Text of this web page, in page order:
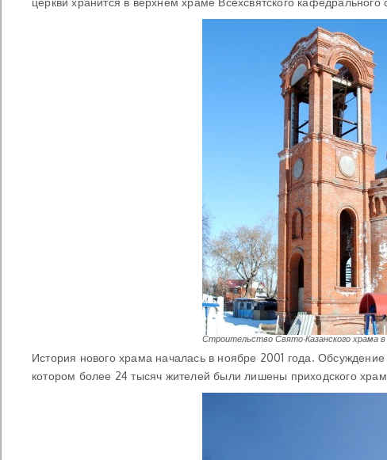
Строительство Свято-Казанского храма в
История нового храма началась в ноябре 2001 года.
котором более 24 тысяч жителей были лишены приходского